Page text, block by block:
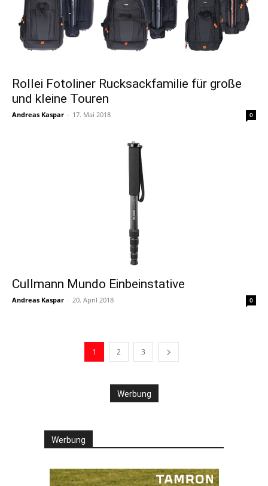
Rollei Fotoliner Rucksackfamilie für große
und kleine Touren
Andreas Kaspar - 17. Mai 2018 0
Cullmann Mundo Einbeinstative
Andreas Kaspar - 20. April 2018 0
1 2 3
Werbung
Werbung